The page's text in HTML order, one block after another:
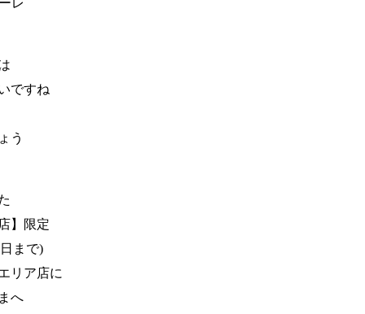
レ
ですね
う
】限定
まで)
リア店に
へ